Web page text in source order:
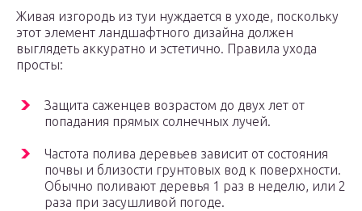
Живая изгородь из туи нуждается в уходе, поскольку
этот элемент ландшафтного дизайна должен
выглядеть аккуратно и эстетично. Правила ухода
просты:
Защита саженцев возрастом до двух лет от
попадания прямых солнечных лучей.
Частота полива деревьев зависит от состояния
почвы и близости грунтовых вод к поверхности.
Обычно поливают деревья 1 раз в неделю, или 2
раза при засушливой погоде.